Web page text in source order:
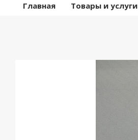
Главная Товары и услуги